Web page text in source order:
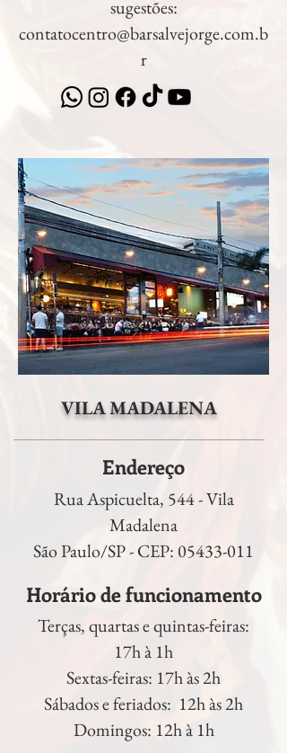
sugestões:
contatocentro@barsalvejorge.com.b
r
VILA MADALENA
Endereço
Rua Aspicuelta, 544 - Vila
Madalena
São Paulo/SP - CEP: 05433-011
Horário de funcionamento
Terças, quartas e quintas-feiras:
17h à 1h
Sextas-feiras: 17h às 2h
Sábados e feriados: 12h às 2h
Domingos: 12h à 1h